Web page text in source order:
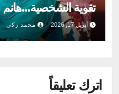
تقوية الشخصية…هانم
أبريل 17, 2026 محمد زكى
اترك تعليقاً